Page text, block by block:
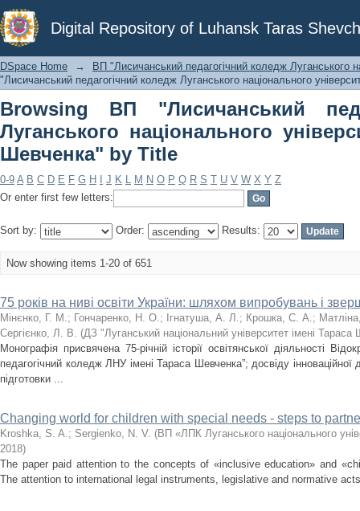
Digital Repository of Luhansk Taras
Browsing ВП "Лисичанський
університету імені Тараса
DSpace Home →
ВП "Лисичанський педагогічний коледж Луганського
"Лисичанський педагогічний коледж Луганського національного
Browsing ВП "Лисичанський
Луганського національного
Шевченка" by Title
0-9 A B C D E F G H J K L M N O P Q R S T U V W X Y Z
Or enter first few letters:
Sort by: Order: Results:
Now showing items 1-20 of 651
75 років на ниві освіти України: шляхом випробувань і
Мінєнко, Г. М.; Гончаренко, Н. О.; Ігнатуша, А. Л.; Крошка, С. А.;
Сергієнко, Л. В. (ДЗ "Луганський національний університет імені Тараса
Монографія присвячена 75-річній історії освітянської діяльності
педагогічний коледж ЛНУ імені Тараса Шевченка”; досвіду інноваційної
підготовки ...
Changing world for children with special needs - steps to
Kroshka, S. A.; Sergienko, N. V. (ВП «ЛПК Луганського національного
2018)
The paper paid attention to the concepts of «inclusive education» and
The attention to international legal instruments, legislative and normative